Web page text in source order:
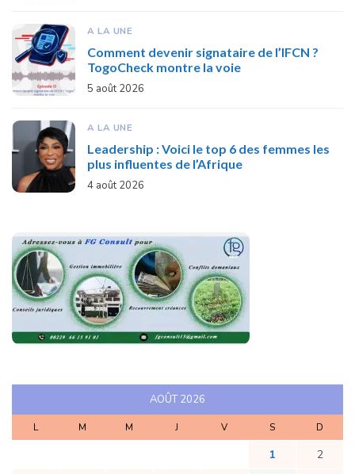
A LA UNE
Comment devenir signataire de l’IFCN ?
TogoCheck montre la voie
5 août 2026
A LA UNE
Leadership : Voici le top 6 des femmes les
plus influentes de l’Afrique
4 août 2026
AOÛT 2026
L M M J V S D
1
2